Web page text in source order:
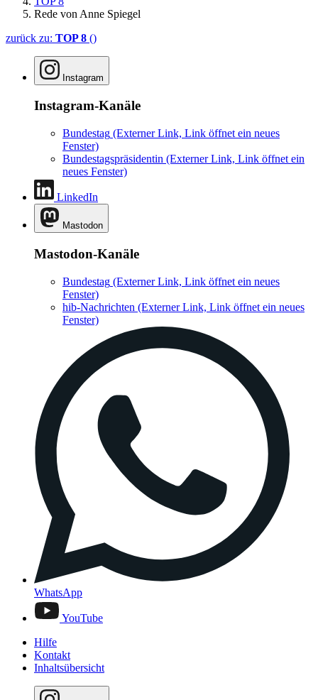
Rede von Anne Spiegel
zurück zu: TOP 8 ()
Instagram
Instagram-Kanäle
Bundestag (Externer Link, Link öffnet ein neues
Fenster)
Bundestagspräsidentin (Externer Link, Link öffnet ein
neues Fenster)
LinkedIn
Mastodon
Mastodon-Kanäle
Bundestag (Externer Link, Link öffnet ein neues
Fenster)
hib-Nachrichten (Externer Link, Link öffnet ein neues
Fenster)
WhatsApp
YouTube
Hilfe
Kontakt
Inhaltsübersicht